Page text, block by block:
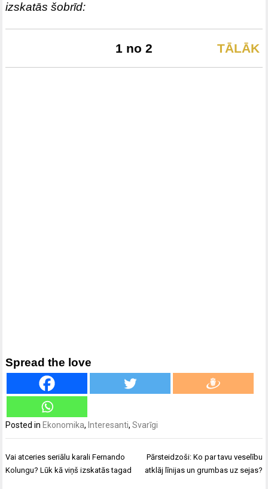
izskatās šobrīd:
TĀLĀK
1 no 2
Spread the love
Posted in Ekonomika, Interesanti,Svarīgi
Ziņu
izvēlne
Vai atceries seriālu karali Fernando
Kolungu? Lūk kā viņš izskatās tagad
Pārsteidzoši: Ko par tavu veselību
atklāj līnijas un grumbas uz sejas?